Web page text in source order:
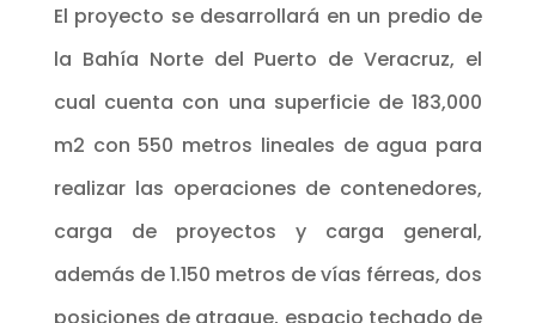
El proyecto se desarrollará en un predio de
la Bahía Norte del Puerto de Veracruz, el
cual cuenta con una superficie de 183,000
m2 con 550 metros lineales de agua para
realizar las operaciones de contenedores,
carga de proyectos y carga general,
además de 1.150 metros de vías férreas, dos
posiciones de atraque, espacio techado de